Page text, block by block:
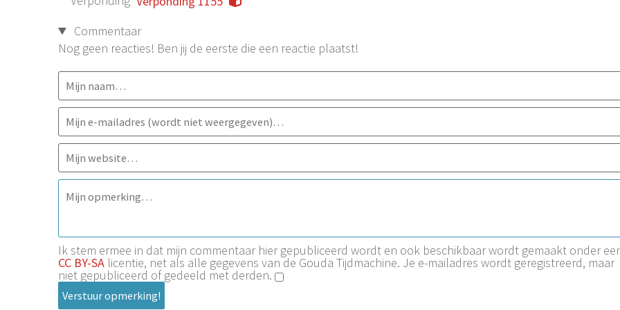
Commentaar
Nog geen reacties! Ben jij de eerste die een reactie plaatst!
Ik stem ermee in dat mijn commentaar hier gepubliceerd wordt en ook beschikbaar wordt gemaakt onder
CC BY-SA licentie, net als alle gegevens van de Gouda Tijdmachine. Je e-mailadres wordt geregistreerd, maar
niet gepubliceerd of gedeeld met derden.
Verstuur opmerking!